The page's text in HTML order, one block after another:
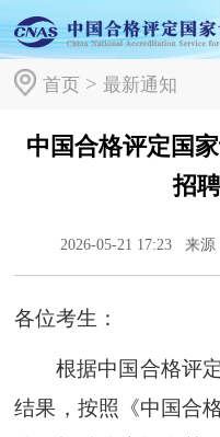
首页> 最新通知
中国合格评定国
招
2026-05-21 17:23 来源
各位考生：
根据中国合格评
结果，按照《中国合